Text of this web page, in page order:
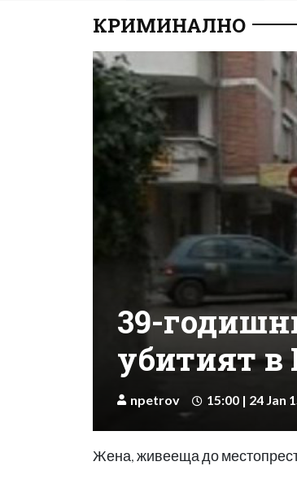
КРИМИНАЛНО
39-
убитият
npetrov 15:00 | 24 Jan
Жена, живееща до